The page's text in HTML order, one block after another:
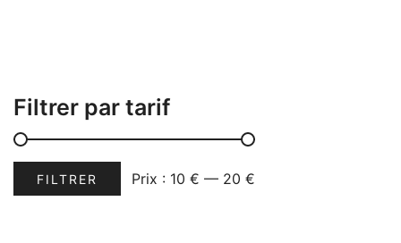
Filtrer par tarif
Prix
PrixFILTRER Prix : 10 € — 20 €